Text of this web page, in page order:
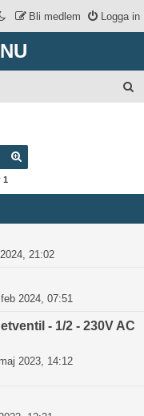
Logga in
Bli medlem
Sök
1
21:02
2024, 07:51
- 1/2 - 230V AC
2023, 14:12